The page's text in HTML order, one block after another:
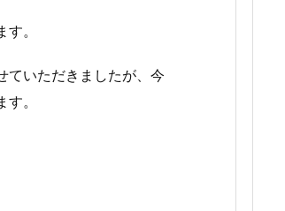
。
ていただきましたが、今
。